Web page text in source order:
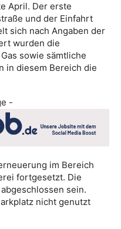
April. Der erste
und der Einfahrt
sich nach Angaben der
wurden die
sowie sämtliche
in diesem Bereich die
-
im Bereich
fortgesetzt. Die
sein.
nicht genutzt